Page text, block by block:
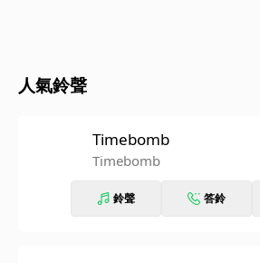
人氣鈴聲
Timebomb
Timebomb
鈴聲 答鈴